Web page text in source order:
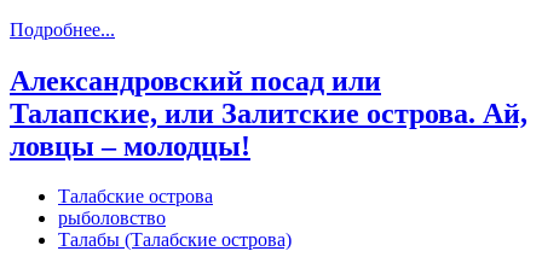
Подробнее...
Александровский посад или
Талапские, или Залитские острова. Ай,
ловцы – молодцы!
Талабские острова
рыболовство
Талабы (Талабские острова)